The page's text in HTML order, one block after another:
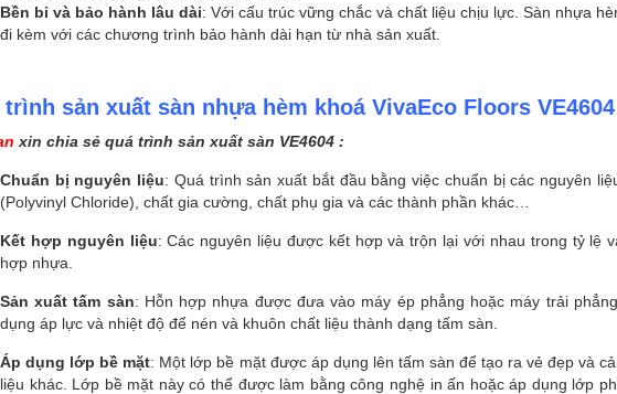
Bền bỉ và bảo hành lâu dài: Với cấu trúc vững chắc và chất liệu chịu lực. Sàn nhựa
đi kèm với các chương trình bảo hành dài hạn từ nhà sản xuất.
trình sản xuất sàn nhựa hèm khoá VivaEco Floors VE4604
xin chia sẻ quá trình sản xuất sàn VE4604 :
Chuẩn bị nguyên liệu: Quá trình sản xuất bắt đầu bằng việc chuẩn bị các nguyên
(Polyvinyl Chloride), chất gia cường, chất phụ gia và các thành phần khác…
Kết hợp nguyên liệu: Các nguyên liệu được kết hợp và trộn lại với nhau trong tỷ lệ
hợp nhựa.
Sản xuất tấm sàn: Hỗn hợp nhựa được đưa vào máy ép phẳng hoặc máy trải
dụng áp lực và nhiệt độ để nén và khuôn chất liệu thành dạng tấm sàn.
Áp dụng lớp bề mặt: Một lớp bề mặt được áp dụng lên tấm sàn để tạo ra vẻ đẹp và
liệu khác. Lớp bề mặt này có thể được làm bằng công nghệ in ấn hoặc áp dụng lớp